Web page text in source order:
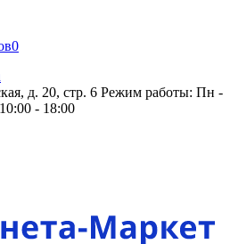
0
д. 20, стр. 6 Режим работы: Пн -
- 18:00